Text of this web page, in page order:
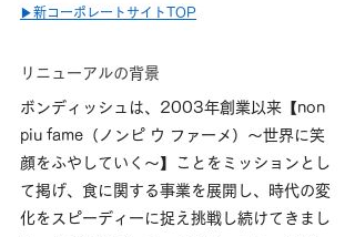
▶新コーポレートサイト TOP
リニューアルの背景
ボンディッシュ は、2003年創業以来【non
piu fame（ノンピ ウ ファーメ）～世界に笑
顔をふやしていく～】ことをミッションとし
て掲げ、食に関する事業を展開し、時代の変
化をスピーディーに捉え挑戦し続けてきまし